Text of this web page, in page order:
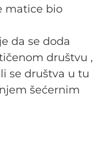
matice bio
da se doda
društvu ,
se društva u tu
šećernim